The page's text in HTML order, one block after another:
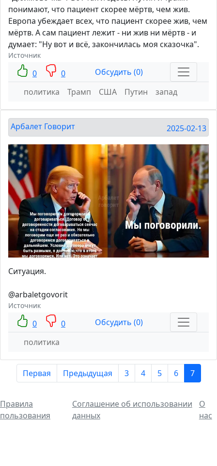
понимают, что пациент скорее мёртв, чем жив.
Европа убеждает всех, что пациент скорее жив, чем
мёртв. А сам пациент лежит - ни жив ни мёртв - и
думает: "Ну вот и всё, закончилась моя сказочка".
Источник
0 0
Обсудить (0)
политика
Трамп США Путин запад
Арбалет Говорит 2025-02-13
Ситуация.
@arbaletgovorit
Источник
0 0
Обсудить (0)
политика
Первая Предыдущая 3 4 5 6 7
Правила
пользования
Соглашение об использовании
данных
О
нас